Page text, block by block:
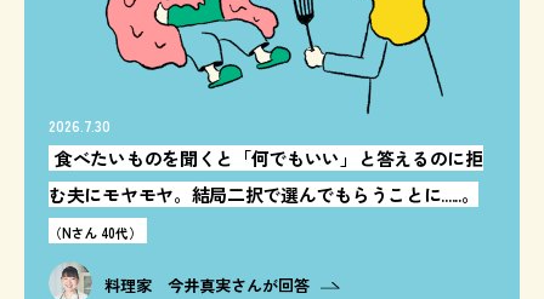
2026.7.30
食べたいものを聞くと「何でもいい」と答えるのに拒
む夫にモヤモヤ。結局二択で選んでもらうことに......。
（Nさん 40代）
料理家 今井真実さんが回答